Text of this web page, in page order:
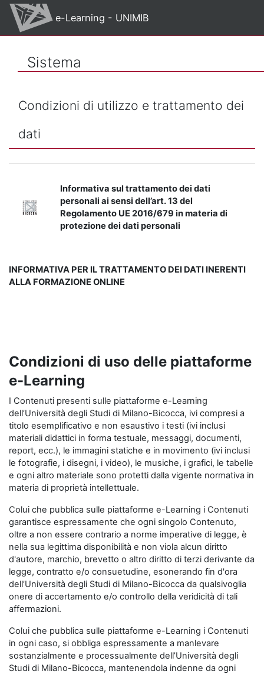
Vai al contenuto principale
e-Learning - UNIMIB
Sistema
Condizioni di utilizzo e trattamento dei
dati
Informativa sul trattamento dei dati
personali ai sensi dell’art. 13 del
Regolamento UE 2016/679 in materia di
protezione dei dati personali
INFORMATIVA PER IL TRATTAMENTO DEI DATI INERENTI
ALLA FORMAZIONE ONLINE
Condizioni di uso delle piattaforme
e-Learning
I Contenuti presenti sulle piattaforme e-Learning
dell’Università degli Studi di Milano-Bicocca, ivi compresi a
titolo esemplificativo e non esaustivo i testi (ivi inclusi
materiali didattici in forma testuale, messaggi, documenti,
report, ecc.), le immagini statiche e in movimento (ivi inclusi
le fotografie, i disegni, i video), le musiche, i grafici, le tabelle
e ogni altro materiale sono protetti dalla vigente normativa in
materia di proprietà intellettuale.
Colui che pubblica sulle piattaforme e-Learning i Contenuti
garantisce espressamente che ogni singolo Contenuto,
oltre a non essere contrario a norme imperative di legge, è
nella sua legittima disponibilità e non viola alcun diritto
d'autore, marchio, brevetto o altro diritto di terzi derivante da
legge, contratto e/o consuetudine, esonerando fin d'ora
dell’Università degli Studi di Milano-Bicocca da qualsivoglia
onere di accertamento e/o controllo della veridicità di tali
affermazioni.
Colui che pubblica sulle piattaforme e-Learning i Contenuti
in ogni caso, si obbliga espressamente a manlevare
sostanzialmente e processualmente dell’Università degli
Studi di Milano-Bicocca, mantenendola indenne da ogni